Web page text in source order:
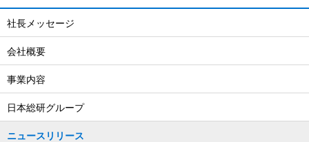
社長メッセージ
会社概要
事業内容
日本総研グループ
ニュースリリース